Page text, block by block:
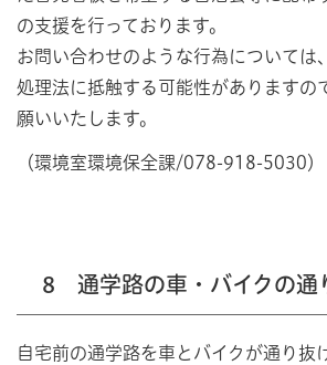
の支援を行っております。
お問い合わせのような行為については
処理法に抵触する可能性がありますの
願いいたします。
（環境室環境保全課/078-918-5030）
8 通学路の車・バイクの通
自宅前の通学路を車とバイクが通り抜